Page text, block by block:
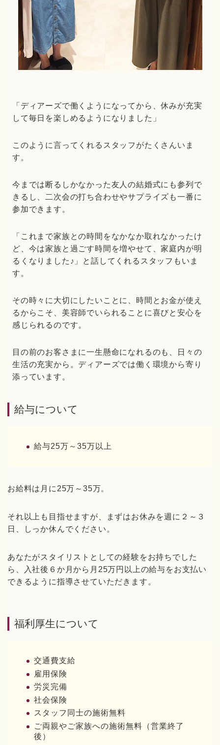
「ディアーズで働くようになってから、休みが充実
して毎日を楽しめるようになりました」
このように言ってくれるスタッフがたくさんいま
す。
今までは断るしかなかった友人の結婚式にも参列で
きるし、二次会の打ち合わせやサプライズも一番に
参加できます。
「これまで家族との時間をなかなか取れなかったけ
ど、今は家族と過ごす時間を増やせて、家庭内が明
るくなりました♪」と話してくれるスタッフもいま
す。
その時々に大切にしたいことに、時間とお金が使え
るからこそ、美容師でいられることに喜びと安心を
感じられるのです。
目の前のお客さまに一生懸命になれるのも、日々の
生活の充実から。ディアーズでは働く環境から寄り
添っています。
給与について
給与25万～35万以上
お給料は月に25万～35万。
それ以上も目指せますが、まずはお休みを週に２～３
日、しっか休んでください。
あなたがスタイリストとしての経験をお持ちでした
ら、入社後６か月から月25万円以上の給与をお支払い
できるように指導させていただきます。
福利厚生について
交通費支給
雇用保険
労災完備
社会保険
スタッフ同士の施術無料
ご両親やご家族への施術無料（営業終了
後）